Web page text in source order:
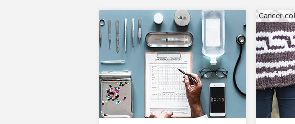
Cancer